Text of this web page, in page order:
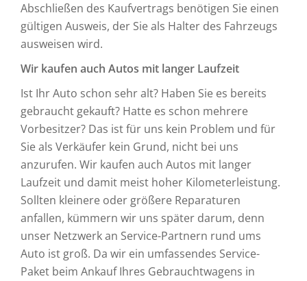
Abschließen des Kaufvertrags benötigen Sie einen
gültigen Ausweis, der Sie als Halter des Fahrzeugs
ausweisen wird.
Wir kaufen auch Autos mit langer Laufzeit
Ist Ihr Auto schon sehr alt? Haben Sie es bereits
gebraucht gekauft? Hatte es schon mehrere
Vorbesitzer? Das ist für uns kein Problem und für
Sie als Verkäufer kein Grund, nicht bei uns
anzurufen. Wir kaufen auch Autos mit langer
Laufzeit und damit meist hoher Kilometerleistung.
Sollten kleinere oder größere Reparaturen
anfallen, kümmern wir uns später darum, denn
unser Netzwerk an Service-Partnern rund ums
Auto ist groß. Da wir ein umfassendes Service-
Paket beim Ankauf Ihres Gebrauchtwagens in